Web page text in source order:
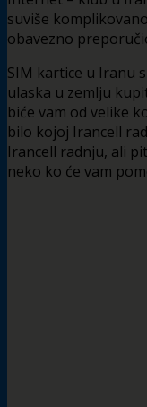
suviše
obavezno
SIM kartice u Iranu
ulaska u zemlju
biće vam od velike
bilo kojoj Irancell
Irancell radnju, ali
neko ko će vam